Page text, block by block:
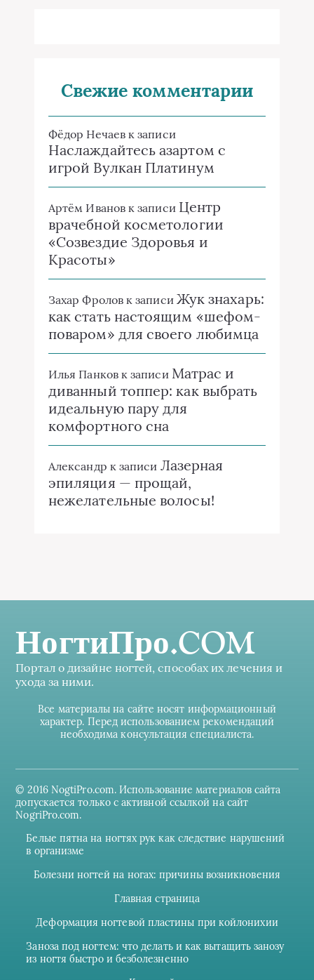
Свежие комментарии
Фёдор Нечаевк записи
Наслаждайтесь азартом с
игрой Вулкан Платинум
Артём Ивановк записи Центр
врачебной косметологии
«Созвездие Здоровья и
Красоты»
Захар Фроловк записи Жук знахарь:
как стать настоящим «шефом-
поваром» для своего любимца
Илья Панковк записи Матрас и
диванный топпер: как выбрать
идеальную пару для
комфортного сна
Александр к записи Лазерная
эпиляция — прощай,
нежелательные волосы!
НогтиПро.COM
Портал о дизайне ногтей, способах их лечения и
ухода за ними.
Все материалы на сайте носят информационный
характер. Перед использованием рекомендаций
необходима консультация специалиста.
© 2016 NogtiPro.com. Использование материалов сайта
допускается только с активной ссылкой на сайт
NogriPro.com.
Белые пятна на ногтях рук как следствие нарушений
в организме
Болезни ногтей на ногах: причины возникновения
Главная страница
Деформация ногтевой пластины при койлонихии
Заноза под ногтем: что делать и как вытащить занозу
из ногтя быстро и безболезненно